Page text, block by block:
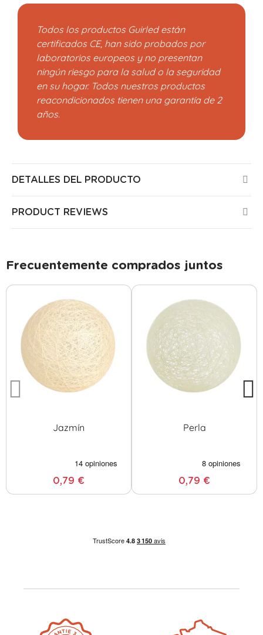
Todos los productos Guirled están
certificados CE, han sido probados por
laboratorios europeos y no presentan
ningún riesgo para la salud o la seguridad
en su hogar. Todos nuestros productos
reacondicionados tienen una garantía de 2
años.
DETALLES DEL PRODUCTO
PRODUCT REVIEWS
Frecuentemente comprados juntos
Jazmín
0,79 €
Perla
0,79 €